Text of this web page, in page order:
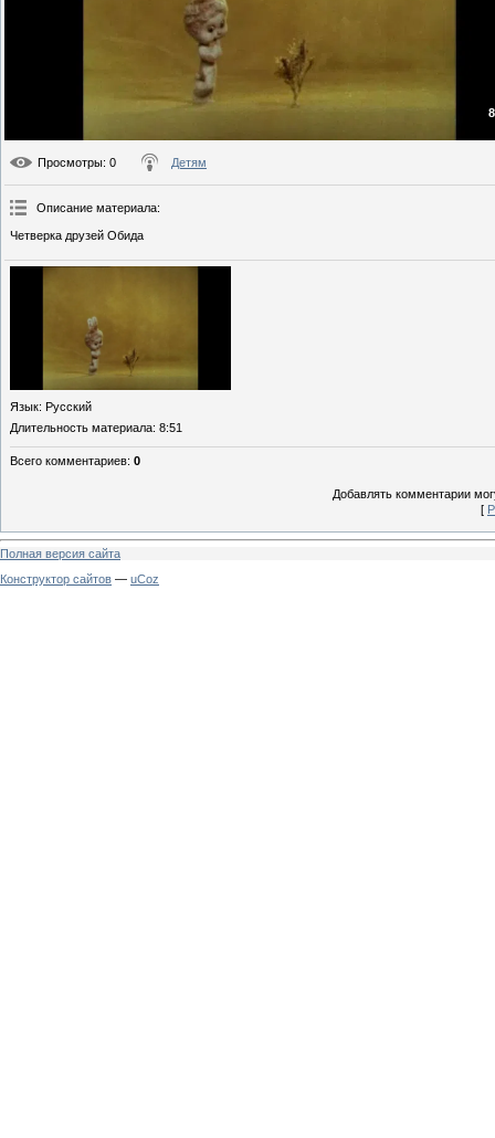
Просмотры: 0 Детям
Описание материала:
Четверка друзей Обида
Язык: Русский
Длительность материала: 8:51
Всего комментариев: 0
Добавлять комментарии
[
Полная версия сайта
Конструктор сайтов — uCoz